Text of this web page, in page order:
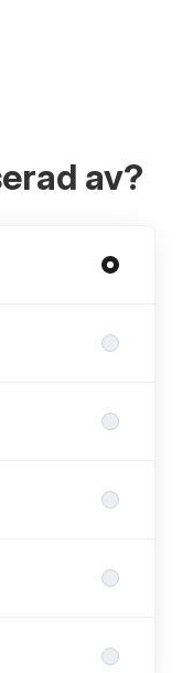
av?